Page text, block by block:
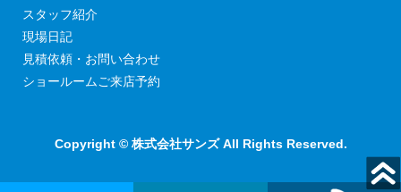
スタッフ紹介
現場日記
見積依頼・お問い合わせ
ショールームご来店予約
Copyright © 株式会社サンズ All Rights Reserved.